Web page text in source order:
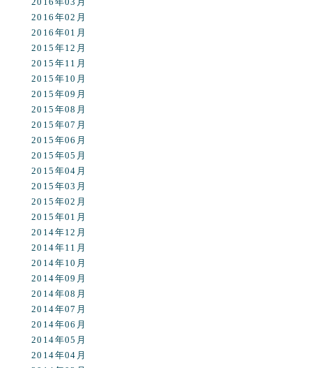
2016年03月
2016年02月
2016年01月
2015年12月
2015年11月
2015年10月
2015年09月
2015年08月
2015年07月
2015年06月
2015年05月
2015年04月
2015年03月
2015年02月
2015年01月
2014年12月
2014年11月
2014年10月
2014年09月
2014年08月
2014年07月
2014年06月
2014年05月
2014年04月